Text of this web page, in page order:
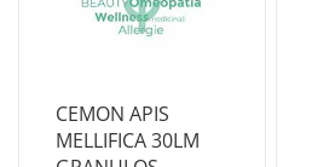
CEMON APIS
MELLIFICA 30LM